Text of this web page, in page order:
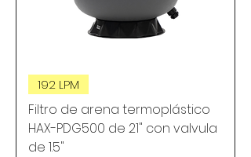
192 LPM
Filtro de arena termoplástico
HAX-PDG500 de 21" con valvula
de 1.5"